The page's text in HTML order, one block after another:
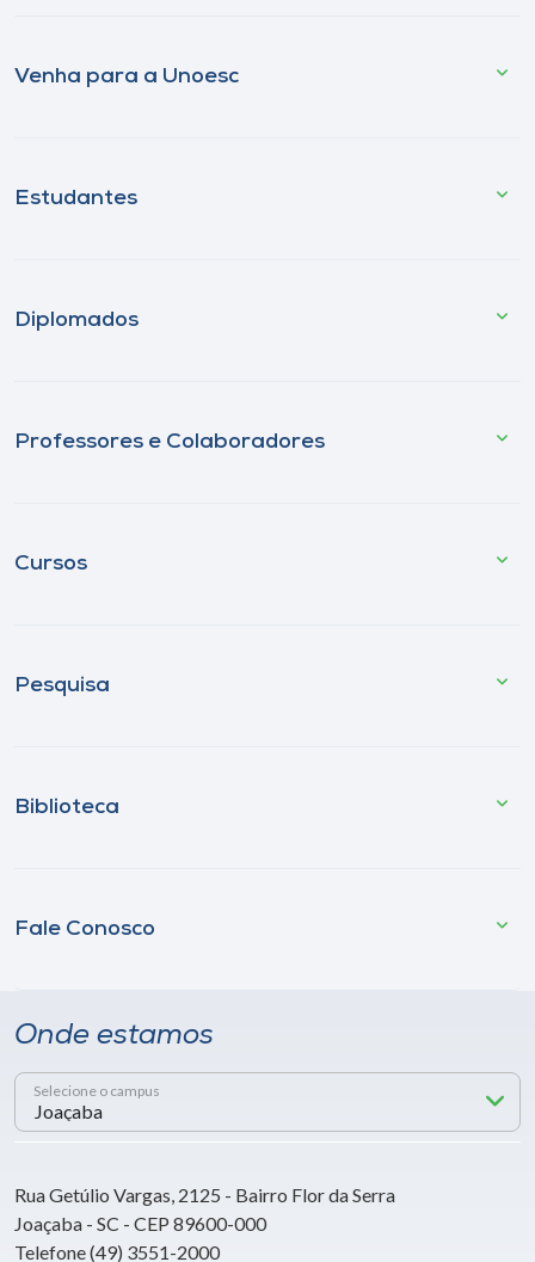
Venha para a Unoesc
Estudantes
Diplomados
Professores e Colaboradores
Cursos
Pesquisa
Biblioteca
Fale Conosco
Onde estamos
Selecione o campus
Rua Getúlio Vargas, 2125 - Bairro Flor da Serra
Joaçaba - SC - CEP 89600-000
Telefone (49) 3551-2000